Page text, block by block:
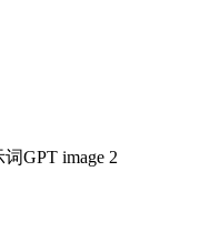
GPT image 2